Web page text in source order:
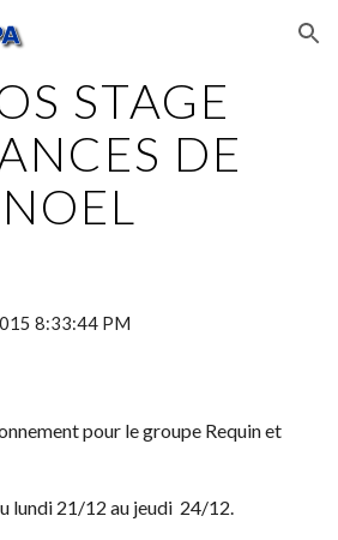
Skip to navigation
STAGE
DE
NOEL
8:33:44 PM
pour le groupe Requin et
lundi 21/12 au jeudi 24/12.